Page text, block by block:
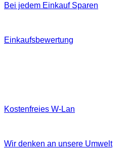
Bei jedem Einkauf Sparen
Einkaufsbewertung
Kostenfreies W‐Lan
Wir denken an unsere Umwelt